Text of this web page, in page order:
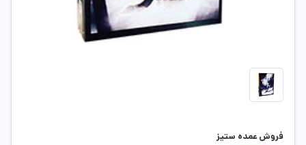
فروش عمده ستیز